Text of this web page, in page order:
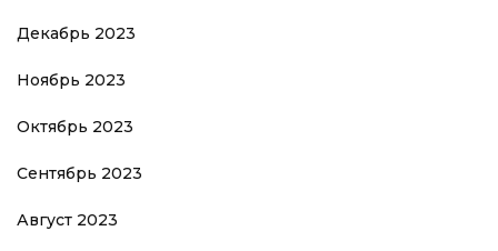
Декабрь 2023
Ноябрь 2023
Октябрь 2023
Сентябрь 2023
Август 2023